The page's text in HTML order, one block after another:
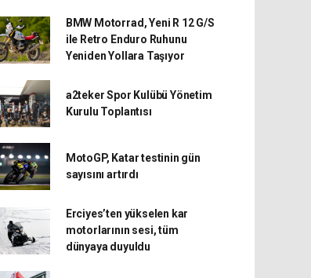
BMW Motorrad, Yeni R 12 G/S
ile Retro Enduro Ruhunu
Yeniden Yollara Taşıyor
a2teker Spor Kulübü Yönetim
Kurulu Toplantısı
MotoGP, Katar testinin gün
sayısını artırdı
Erciyes’ten yükselen kar
motorlarının sesi, tüm
dünyaya duyuldu